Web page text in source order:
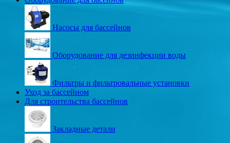
Насосы для бассейнов
Оборудование для дезинфекции воды
Фильтры и фильтровальные установки
Уход за бассейном
Для строительства бассейнов
Закладные детали